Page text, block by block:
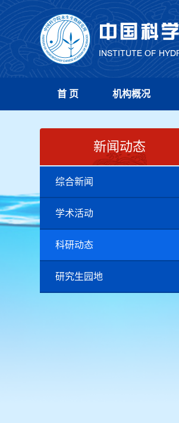
首 页 机构概况
新闻动态
综合新闻
学术活动
科研动态
研究生园地